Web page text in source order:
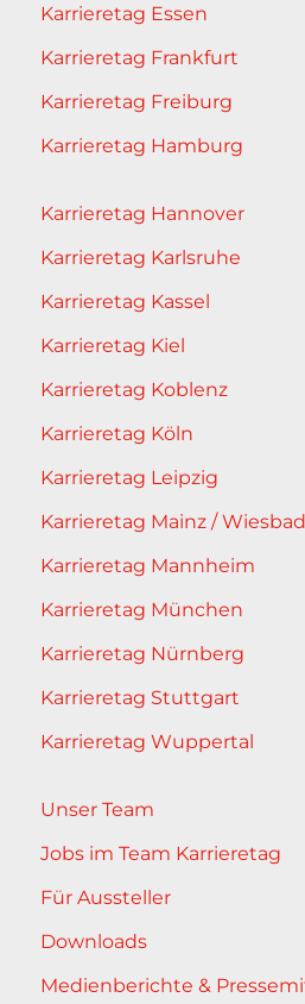
Karrieretag Essen
Karrieretag Frankfurt
Karrieretag Freiburg
Karrieretag Hamburg
Karrieretag Hannover
Karrieretag Karlsruhe
Karrieretag Kassel
Karrieretag Kiel
Karrieretag Koblenz
Karrieretag Köln
Karrieretag Leipzig
Karrieretag Mainz /
Karrieretag Mannheim
Karrieretag München
Karrieretag Nürnberg
Karrieretag Stuttgart
Karrieretag Wuppertal
Unser Team
Jobs im Team Karrieretag
Für Aussteller
Downloads
Medienberichte &